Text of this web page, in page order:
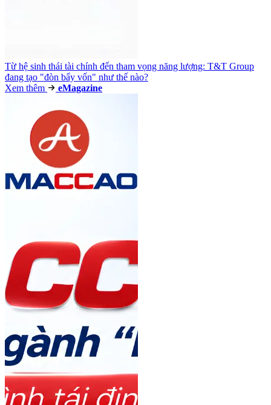
Từ hệ sinh thái tài chính đến tham vọng năng lượng: T&T Group
đang tạo "đòn bẩy vốn" như thế nào?
Xem thêm
eMagazine